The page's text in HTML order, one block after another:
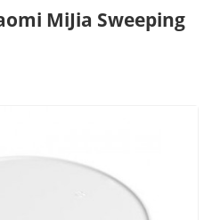
MiJia Sweeping